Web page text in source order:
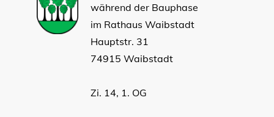
während der Bauphase
im Rathaus Waibstadt
Hauptstr. 31
74915 Waibstadt
Zi. 14, 1. OG